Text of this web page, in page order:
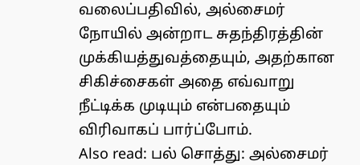
வலைப்பதிவில், அல்சைமர்
நோயில் அன்றாட சுதந்திரத்தின்
முக்கியத்துவத்தையும், அதற்கான
சிகிச்சைகள் அதை எவ்வாறு
நீட்டிக்க முடியும் என்பதையும்
விரிவாகப் பார்ப்போம்.
Also read: பல் சொத்து: அல்சைமர்